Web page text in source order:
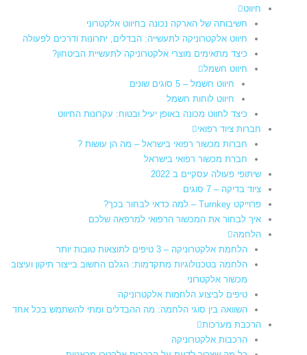
חיווט
חשיבותה של הארקה נכונה בחיווט אלקטרוני
חיווט אלקטרוניקה לתעשייה: הבדלים, יתרונות ודרכים לפעולה
כיצד מתאימים מוצרי אלקטרוניקה לתעשיית הביטחון?
חיווט חשמל
חיווט חשמל – 5 סוגים שונים
חיווט לוחות חשמל​
כיצד לחווט מכונה באופן יעיל ובטוח: עקרונות החיווט
חברות ציוד רפואי
חברות מכשור רפואי בישראל – מה הן עושות ?
חברת מכשור רפואי בישראל
שיתופי פעולה עסקיים ב 2022
ציוד בדיקה – 7 סוגים
פרוייקט Turnkey – למה כדאי לבחור בכך?
איך לבחור את המכשור הרפואי למרפאה שלכם
הלחמה
הלחמת אלקטרוניקה – 3 טיפים לתוצאות טובות יותר
הלחמה בטכנולוגיות מתקדמות: הגלם החשוב בייצור תיקון ועיצוב
מכשור אלקטרוני
טיפים לביצוע הלחמות אלקטרוניקה
השוואה בין סוגי הלחמה: מה ההבדלים ומתי להשתמש בכל אחד
הרכבת מערכות
הרכבות אלקטרוניקה